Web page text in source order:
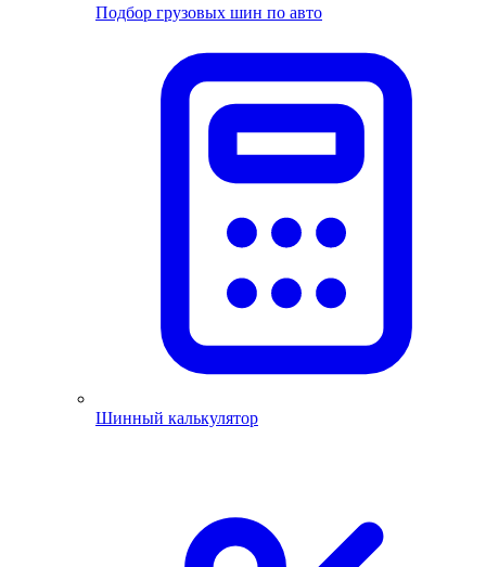
Подбор грузовых шин по авто
Шинный калькулятор